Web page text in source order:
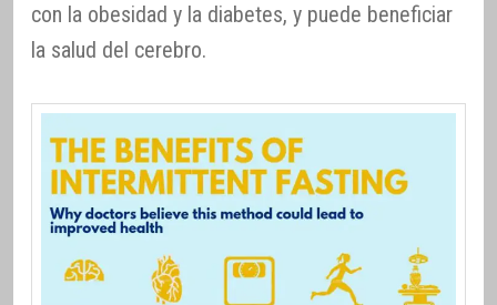
con la obesidad y la diabetes, y puede beneficiar
la salud del cerebro.